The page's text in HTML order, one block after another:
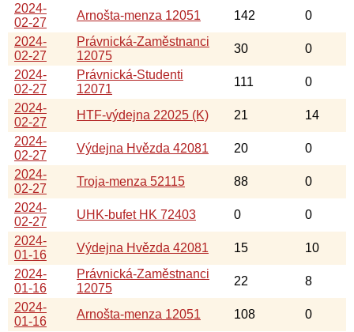
2024-
02-27
Arnošta-menza 12051 142
0
2024-
02-27
Právnická-Zaměstnanci
12075
30
0
2024-
02-27
Právnická-Studenti
12071
111
0
2024-
02-27
HTF-výdejna 22025 (K) 21
14
2024-
02-27
Výdejna Hvězda 42081 20
0
2024-
02-27
Troja-menza 52115 88
0
2024-
02-27
UHK-bufet HK 72403 0
0
2024-
01-16
Výdejna Hvězda 42081 15
10
2024-
01-16
Právnická-Zaměstnanci
12075
22
8
2024-
01-16
Arnošta-menza 12051 108
0